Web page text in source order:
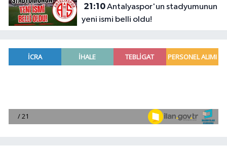
21:10Antalyaspor'un stadyumunun
yeni ismi belli oldu!